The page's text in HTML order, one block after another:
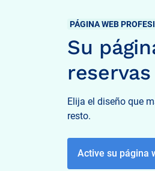
PÁGINA WEB
Su
Elija el diseño que
resto.
Active su página